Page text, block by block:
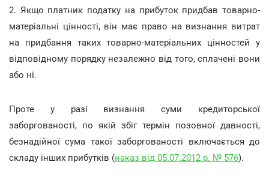
2. Якщо платник податку на прибуток придбав товарно-
матеріальні цінності, він має право на визнання витрат
на придбання таких товарно-матеріальних цінностей у
відповідному порядку незалежно від того, сплачені вони
або ні.
Проте у разі визнання суми кредиторської
заборгованості, по якій збіг термін позовної давності,
безнадійної сума такої заборгованості включається до
складу інших прибутків (наказ від 05.07.2012 р. № 576).